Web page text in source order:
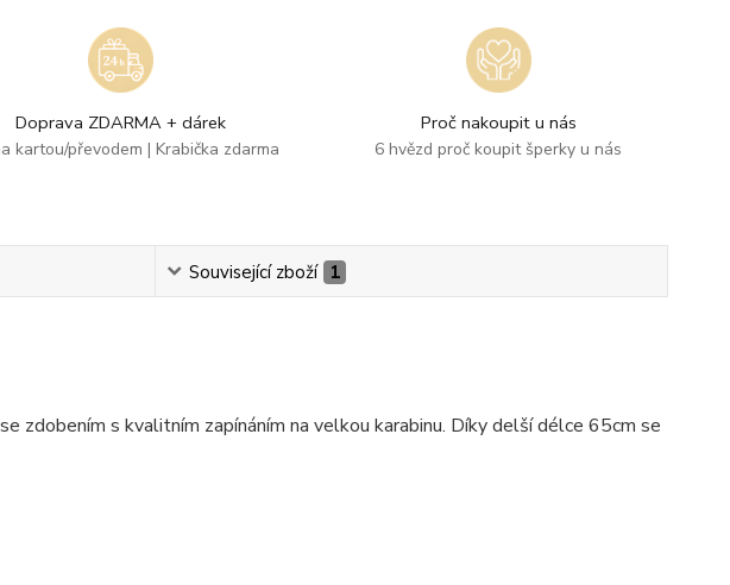
Doprava ZDARMA + dárek
kartou/převodem | Krabička zdarma
Proč nakoupit u nás
6 hvězd proč koupit šperky u nás
Související zboží 1
s kvalitním zapínáním na velkou karabinu. Díky delší délce 65cm se